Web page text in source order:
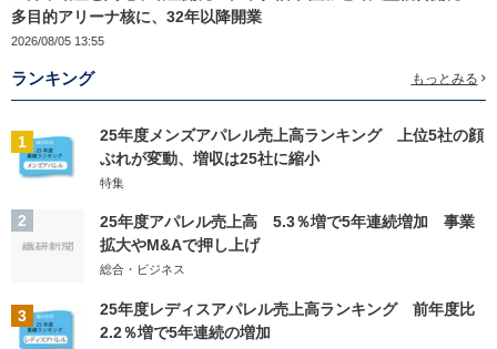
多目的アリーナ核に、32年以降開業
2026/08/05 13:55
ランキング もっとみる
1
25年度メンズアパレル売上高ランキング 上位5社の顔
ぶれが変動、増収は25社に縮小
特集
2
25年度アパレル売上高 5.3％増で5年連続増加 事業
拡大やM&Aで押し上げ
総合・ビジネス
3
25年度レディスアパレル売上高ランキング 前年度比
2.2％増で5年連続の増加